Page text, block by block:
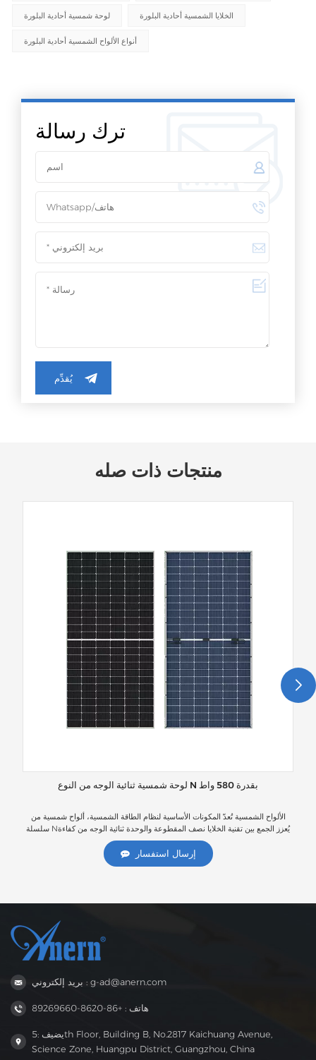
لوحة شمسية أحادية البلورة الخلايا الشمسية أحادية البلورة
أنواع الألواح الشمسية أحادية البلورة
ترك رسالة
يُقدِّم
منتجات ذات صله
لوحة شمسية ثنائية الوجه من النوع N بقدرة 580 واط
الألواح الشمسية تُعدّ المكونات الأساسية لنظام الطاقة الشمسية، ألواح شمسية من
سلسلة Nيُعزز الجمع بين تقنية الخلايا نصف المقطوعة والوحدة ثنائية الوجه من كفاءة
الطاقة مقارنةً بتأثير خفض التيار. كما يُحسّن من امتصاص الضوء وتجميع التيار، مما يزيد
من إنتاج الطاقة وموثوقية الوحدة، بكفاءة تصل إلى 22.45%. يوفر هذا حلولاً أفضل
للألواح الشمسية لتلبية احتياجات التطبيقات المختلفة، ويدعم تطوير وتطبيق أنظمة
إرسال استفسار
بريد إلكتروني : g-ad@anern.com
هاتف : +86-8620-89269660
يضيف :5th Floor, Building B, No.2817 Kaichuang Avenue,
Science Zone, Huangpu District, Guangzhou, China